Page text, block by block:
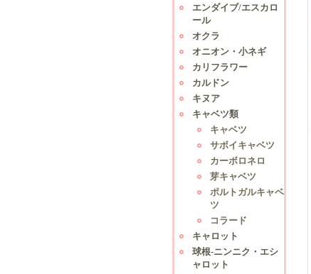
エンダイブ/エスカロ
ール
オクラ
オニオン・小ネギ
カリフラワー
カルドン
キヌア
キャベツ類
キャベツ
サボイキャベツ
カーボロネロ
芽キャベツ
ポルトガルキャベ
ツ
コラード
キャロット
球根-ニンニク・エシ
ャロット